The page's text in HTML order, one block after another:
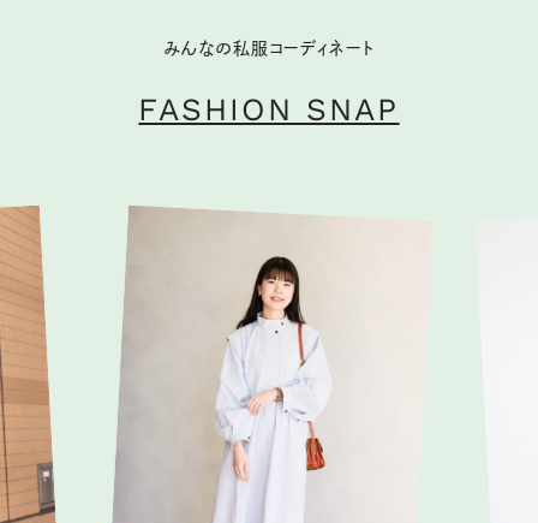
みんなの私服コーディネート
FASHION SNAP